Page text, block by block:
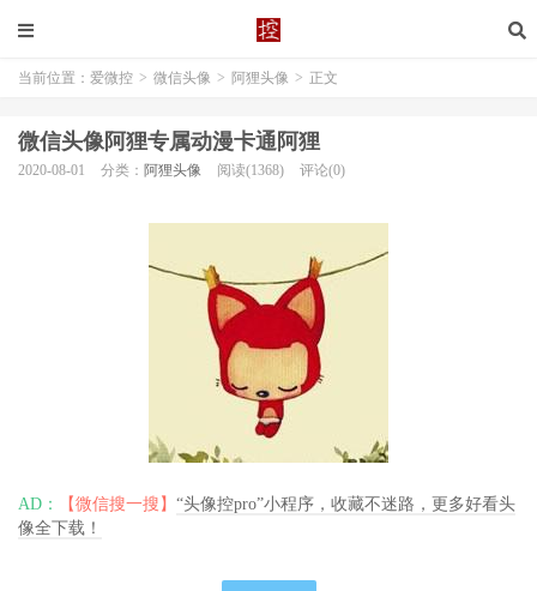
当前位置： 爱微控 > 微信头像 > 阿狸头像 > 正文
微信头像阿狸专属动漫卡通阿狸
2020-08-01 分类： 阿狸头像 阅读(1368) 评论(0)
AD： 【微信搜一搜】 “头像控pro”小程序，收藏不迷路，更多好看头
像全下载！